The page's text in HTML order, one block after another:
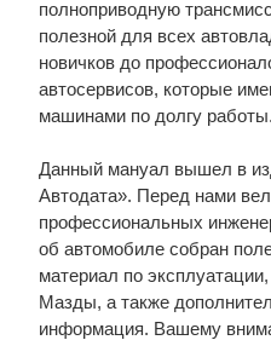
полноприводную
полезной для всех
новичков до
автосервисов, которые
машинами по долгу работы.
Данный мануал вышел в
Автодата». Перед нами
профессиональных
об автомобиле собран
материал по
Мазды, а также
информация. Вашему